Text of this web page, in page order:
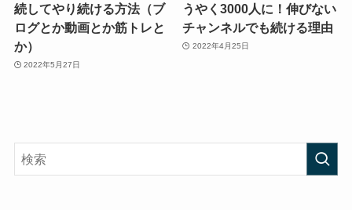
続してやり続ける方法（ブ
ログとか動画とか筋トレと
か）
2022年5月27日
うやく3000人に！伸びない
チャンネルでも続ける理由
2022年4月25日